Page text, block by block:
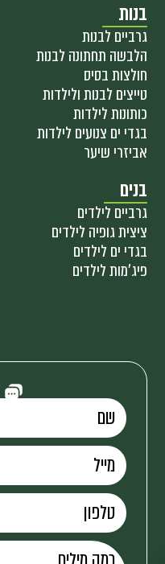
בנות
גרביים לבנות
הלבשה תחתונה לבנות
חולצות בסיס
טייצים לבנות ולילדות
כותונות לילדות
בגדי ים צנועים לילדות
אביזרי שיער
בנים
גרביים לילדים
ציצית גופיה לילדים
בגדי ים לילדים
פיג'מות לילדים